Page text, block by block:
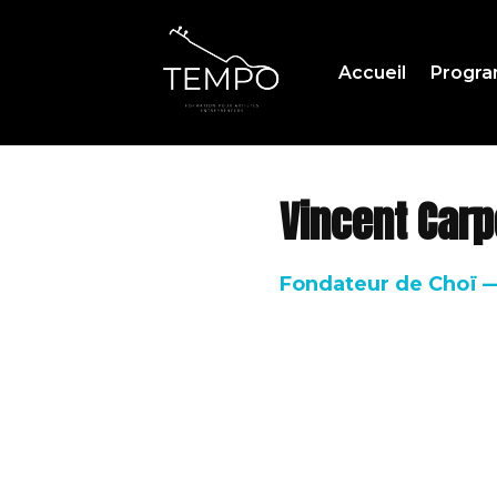
Accueil
Vincent
Fondateur de Choï